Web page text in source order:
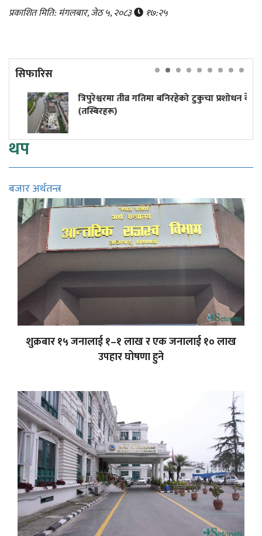
प्रकाशित मिति: मंगलबार, जेठ ५, २०८३ १७:२५
सिफारिस
त्रिपुरेश्वरमा तीव्र गतिमा बनिरहेको टुकुचा प्रशोधन केन्द्र
(तस्बिरहरू)
थप
बजार अर्थतन्त्र
शुक्रबार १५ जनालाई १–१ लाख र एक जनालाई १० लाख
उपहार घोषणा हुने